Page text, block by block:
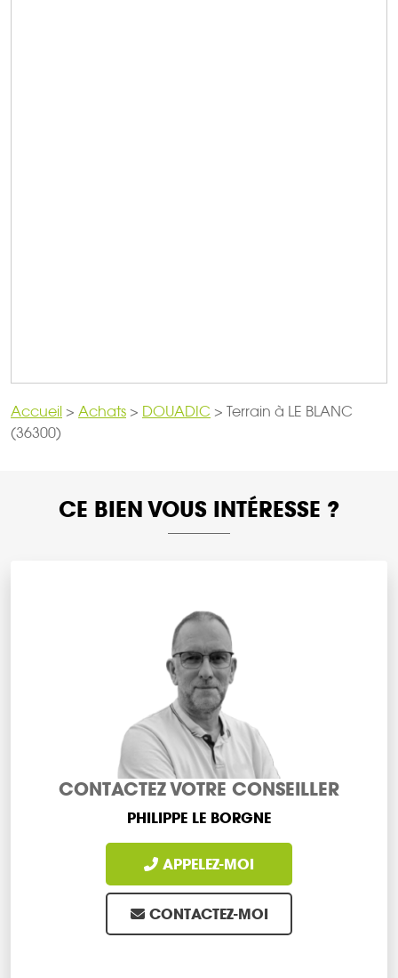
Accueil > Achats > DOUADIC > Terrain à LE BLANC
(36300)
CE BIEN VOUS INTÉRESSE ?
CONTACTEZ VOTRE CONSEILLER
PHILIPPE LE BORGNE
APPELEZ-MOI
CONTACTEZ-MOI